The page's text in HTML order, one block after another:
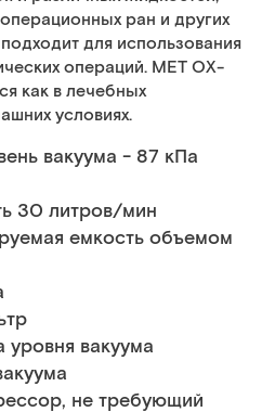
ран и других
для использования
операций. MET OX-
как в лечебных
условиях.
вакуума - 87 кПа
30 литров/мин
емкость объемом
уровня вакуума
не требующий